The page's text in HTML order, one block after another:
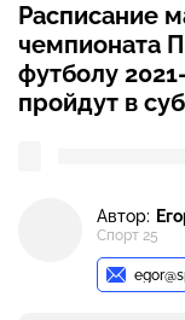
Расписание
чемпионата
футболу
пройдут в
Автор:
Спорт 25